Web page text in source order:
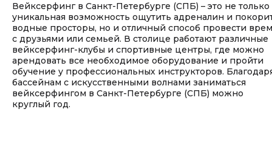
Вейксерфинг в Санкт-Петербурге (СПБ) – это не только
уникальная возможность ощутить адреналин и
водные просторы, но и отличный способ провести
с друзьями или семьей. В столице работают различные
вейксерфинг-клубы и спортивные центры, где можно
арендовать все необходимое оборудование и пройти
обучение у профессиональных инструкторов.
бассейнам с искусственными волнами заниматься
вейксерфингом в Санкт-Петербурге (СПБ) можно
круглый год.